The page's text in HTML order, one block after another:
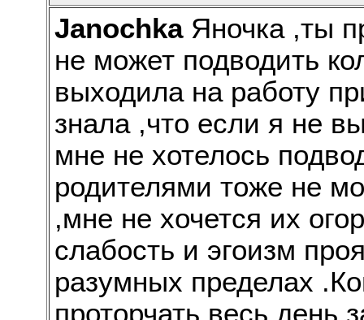
JanochkaЯночка ,ты
не может подводить
выходила на работу
знала ,что если я не
мне не хотелось
родителями тоже не
,мне не хочется их
слабость и эгоизм
разумных пределах
проторчать весь день